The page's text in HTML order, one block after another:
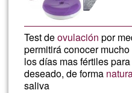
Test deovulación por
permitirá conocer mucho
los días mas fértiles
deseado, de forma
saliva